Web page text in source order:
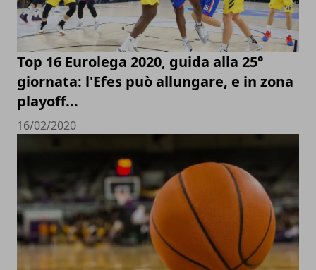
Top 16 Eurolega 2020, guida alla 25°
giornata: l'Efes può allungare, e in zona
playoff...
16/02/2020